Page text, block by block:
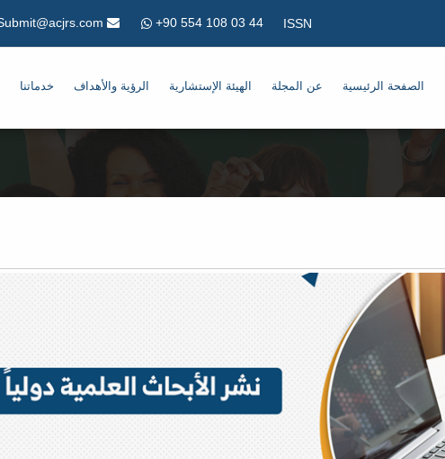
ISSN
+90 554 108 03 44
الصفحة الرئيسية عن المجلة الهيئة الإستشارية الرؤية والأهداف خدماتنا